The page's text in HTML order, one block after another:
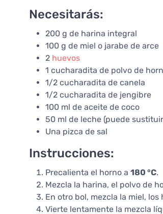
Necesitarás:
200 g de harina integral
100 g de miel o jarabe de arce
2 huevos
1 cucharadita de polvo de
1/2 cucharadita de canela
1/2 cucharadita de jengibre
100 ml de aceite de coco
50 ml de leche (puede
Una pizca de sal
Instrucciones:
Precalienta el horno a 180 °C.
Mezcla la harina, el polvo de
En otro bol, mezcla la miel,
Vierte lentamente la mezcla